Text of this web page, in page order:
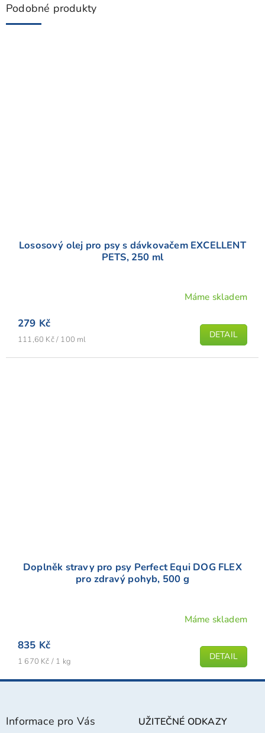
Podobné produkty
Lososový olej pro psy s dávkovačem EXCELLENT
PETS, 250 ml
Máme skladem
279 Kč
Měrná
111,60 Kč / 100 ml DETAIL
Doplněk stravy pro psy Perfect Equi DOG FLEX
pro zdravý pohyb, 500 g
Máme skladem
835 Kč
Měrná
1 670 Kč / 1 kg DETAIL
Z
Informace pro Vás UŽITEČNÉ ODKAZY